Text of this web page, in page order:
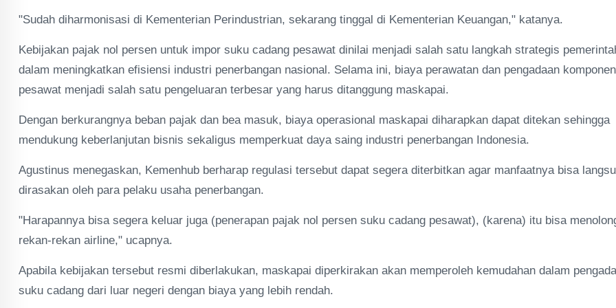
"Sudah diharmonisasi di Kementerian Perindustrian, sekarang tinggal di Kementerian Keuangan," katanya.
Kebijakan pajak nol persen untuk impor suku cadang pesawat dinilai menjadi salah satu langkah strategis
dalam meningkatkan efisiensi industri penerbangan nasional. Selama ini, biaya perawatan dan pengadaan komponen
pesawat menjadi salah satu pengeluaran terbesar yang harus ditanggung maskapai.
Dengan berkurangnya beban pajak dan bea masuk, biaya operasional maskapai diharapkan dapat ditekan sehingga
mendukung keberlanjutan bisnis sekaligus memperkuat daya saing industri penerbangan Indonesia.
Agustinus menegaskan, Kemenhub berharap regulasi tersebut dapat segera diterbitkan agar manfaatnya bisa
dirasakan oleh para pelaku usaha penerbangan.
"Harapannya bisa segera keluar juga (penerapan pajak nol persen suku cadang pesawat), (karena) itu bisa
rekan-rekan airline," ucapnya.
Apabila kebijakan tersebut resmi diberlakukan, maskapai diperkirakan akan memperoleh kemudahan dalam
suku cadang dari luar negeri dengan biaya yang lebih rendah.